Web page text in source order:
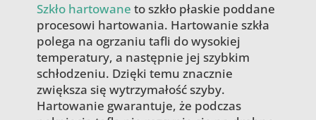
Szkło hartowane to szkło płaskie poddane
procesowi hartowania. Hartowanie szkła
polega na ogrzaniu tafli do wysokiej
temperatury, a następnie jej szybkim
schłodzeniu. Dzięki temu znacznie
zwiększa się wytrzymałość szyby.
Hartowanie gwarantuje, że podczas